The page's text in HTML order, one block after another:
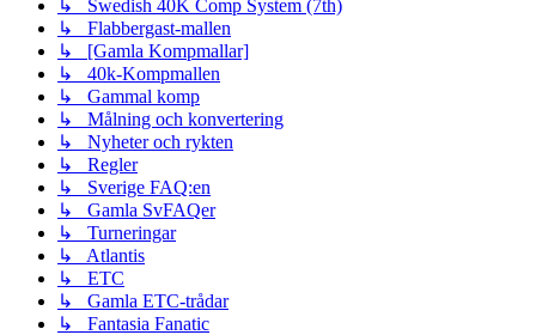
↳ Swedish 40K Comp System (7th)
↳ Flabbergast-mallen
↳ [Gamla Kompmallar]
↳ 40k-Kompmallen
↳ Gammal komp
↳ Målning och konvertering
↳ Nyheter och rykten
↳ Regler
↳ Sverige FAQ:en
↳ Gamla SvFAQer
↳ Turneringar
↳ Atlantis
↳ ETC
↳ Gamla ETC-trådar
↳ Fantasia Fanatic